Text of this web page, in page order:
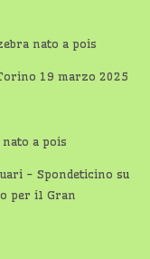
nato a pois
19 marzo 2025
a pois
- Spondeticino su
per il Gran